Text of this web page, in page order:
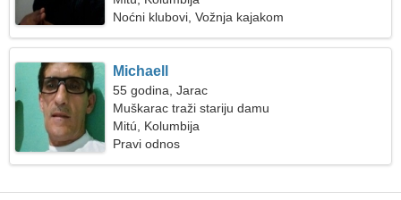
Noćni klubovi, Vožnja kajakom
Michaell
55 godina, Jarac
Muškarac traži stariju damu
Mitú, Kolumbija
Pravi odnos